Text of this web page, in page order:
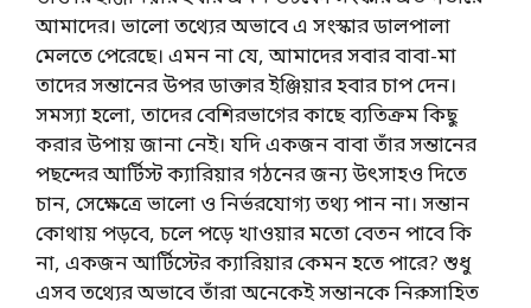
আমাদের। ভালো তথ্যের অভাবে এ সংস্কার ডালপালা
মেলতে পেরেছে। এমন না যে, আমাদের সবার বাবা-মা
তাদের সন্তানের উপর ডাক্তার ইঞ্জিয়ার হবার চাপ দেন।
সমস্যা হলো, তাদের বেশিরভাগের কাছে ব্যতিক্রম কিছু
করার উপায় জানা নেই। যদি একজন বাবা তাঁর সন্তানের
পছন্দের আর্টিস্ট ক্যারিয়ার গঠনের জন্য উৎসাহও দিতে
চান, সেক্ষেত্রে ভালো ও নির্ভরযোগ্য তথ্য পান না। সন্তান
কোথায় পড়বে, চলে পড়ে খাওয়ার মতো বেতন পাবে কি
না, একজন আর্টিস্টের ক্যারিয়ার কেমন হতে পারে? শুধু
এসব তথ্যের অভাবে তাঁরা অনেকেই সন্তানকে নিরুসাহিত